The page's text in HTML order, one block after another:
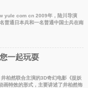
yule com cn 2009年，陆川导演
普通日本兵和一名普通中国士兵在南
一起玩耍
画特效的形式，主要讲述了井柏然饰